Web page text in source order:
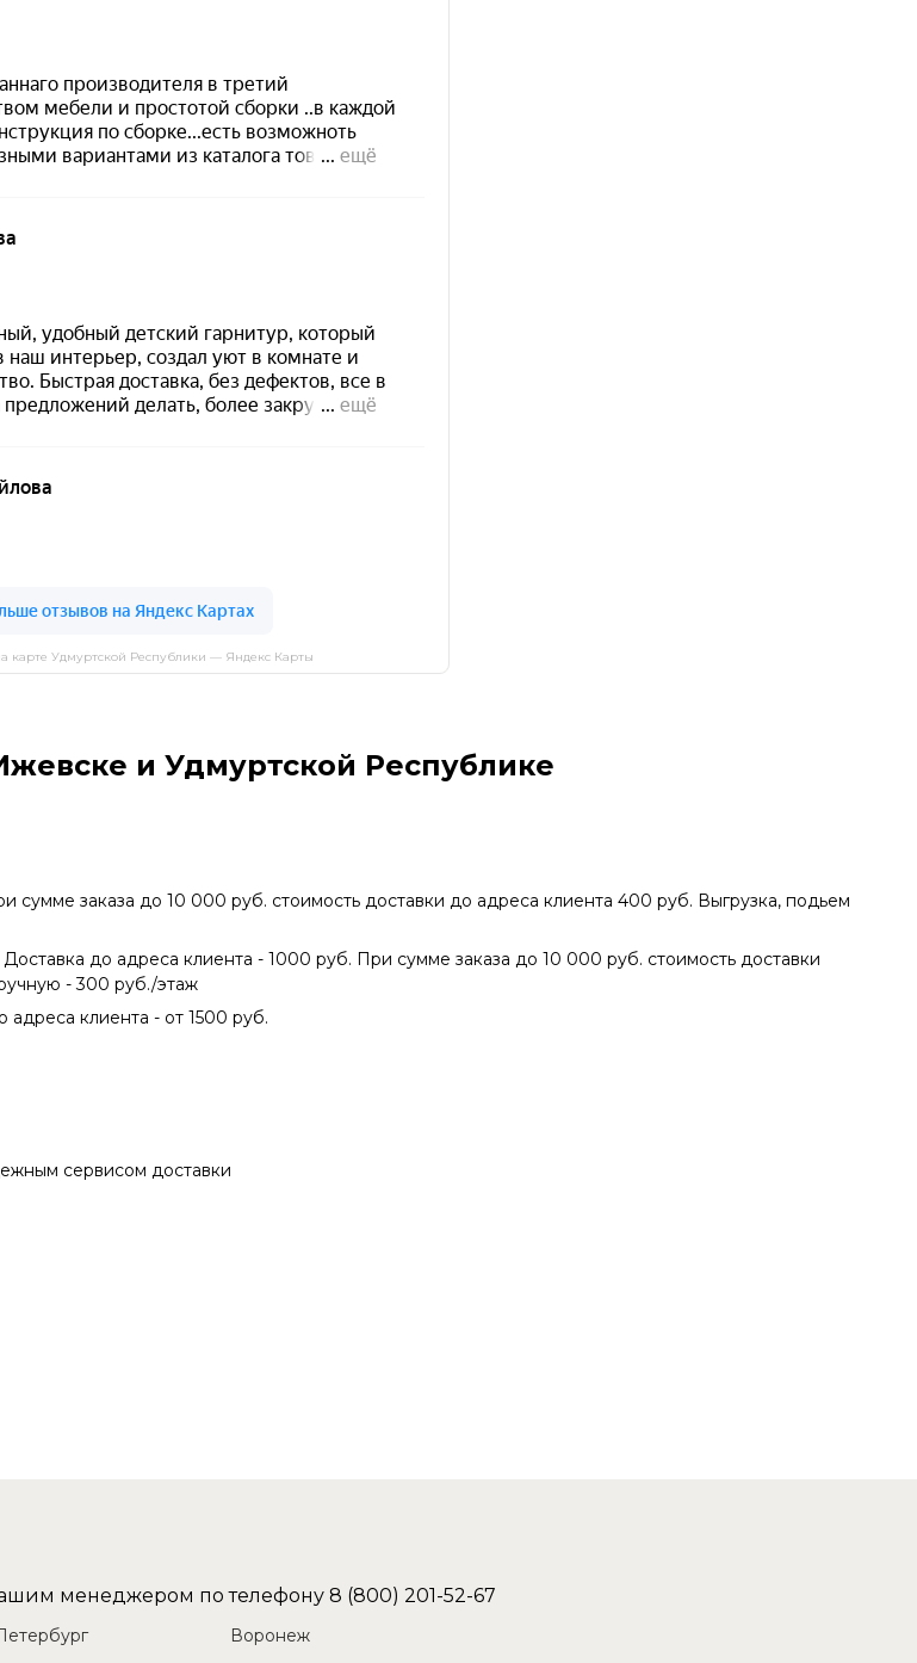
карте Удмуртской Республики — Яндекс Карты
и Удмуртской Республике
сумме заказа до 10 000 руб. стоимость доставки до адреса клиента 400 руб. Выгрузка, подьем
до адреса клиента - 1000 руб. При сумме заказа до 10 000 руб. стоимость доставки
- 300 руб./этаж
адреса клиента - от 1500 руб.
сервисом доставки
менеджером по телефону 8 (800) 201-52-67
Воронеж